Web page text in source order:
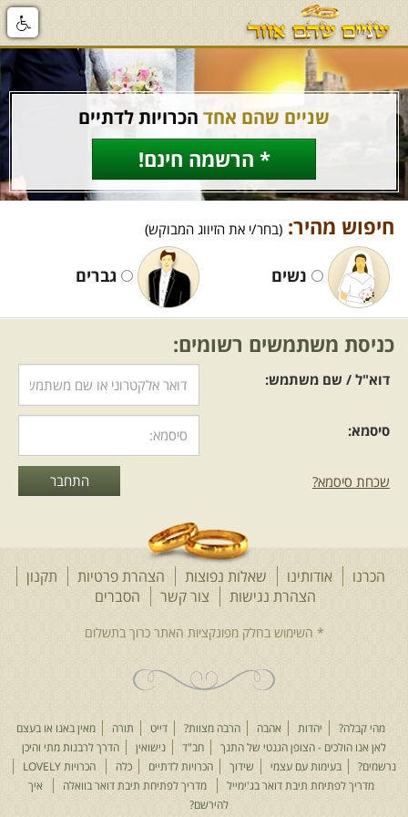
שניים שהם אחד הכרויות לדתיים
* הרשמה חינם!
חיפוש מהיר: (בחר/י את הזיווג המבוקש)
נשים גברים
כניסת משתמשים רשומים:
דוא"ל / שם משתמש:
סיסמא:
שכחת סיסמא?
הכרנו אודותינו שאלות נפוצות הצהרת פרטיות
תקנון
הצהרת נגישות
צור קשר הסברים
מהי קבלה? יהדות אהבה הרבה מצוות? דייט תורה
מאין באנו או בעצם
לאן אנו הולכים - הצופן הגנטי של התנך
חב"ד נישואין
הדרך לרבנות מתי והיכן
נרשמים?
בעימות עם עצמי שידוך הכרויות לדתיים כלה
הכרויות LOVELY
מדריך לפתיחת תיבת דואר בג'ימייל
מדריך לפתיחת תיבת דואר בוואלה
איך
להירשם?